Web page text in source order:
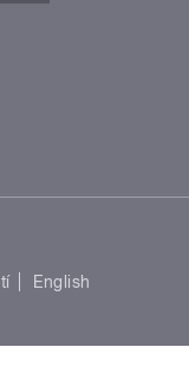
English